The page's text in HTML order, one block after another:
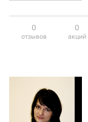
0
отзывов
0
акций